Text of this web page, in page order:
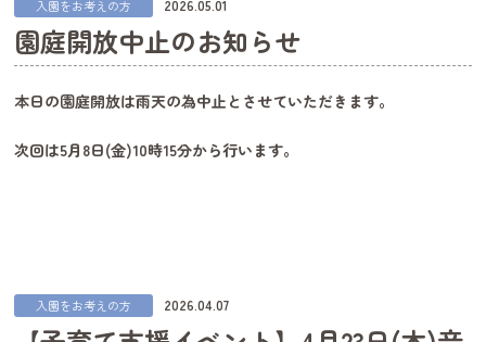
入園をお考えの方 2026.05.01
園庭開放中止のお知らせ
本日の園庭開放は雨天の為中止とさせていただきます。
次回は5月8日(金)10時15分から行います。
入園をお考えの方 2026.04.07